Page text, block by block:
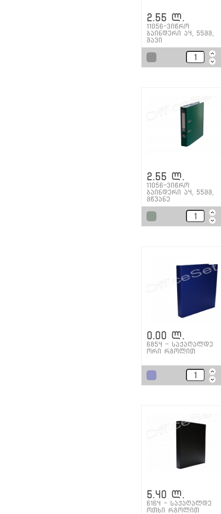
2.55 ლ.
11056-ვიწრო
ბაინდერი ა4, 55მმ,
შავი
2.55 ლ.
11056-ვიწრო
ბაინდერი ა4, 55მმ,
მწვანე
0.00 ლ.
6854 - საქაღალდე
ორი რგოლით
5.40 ლ.
6164 - საქაღალდე
ოთხი რგოლით